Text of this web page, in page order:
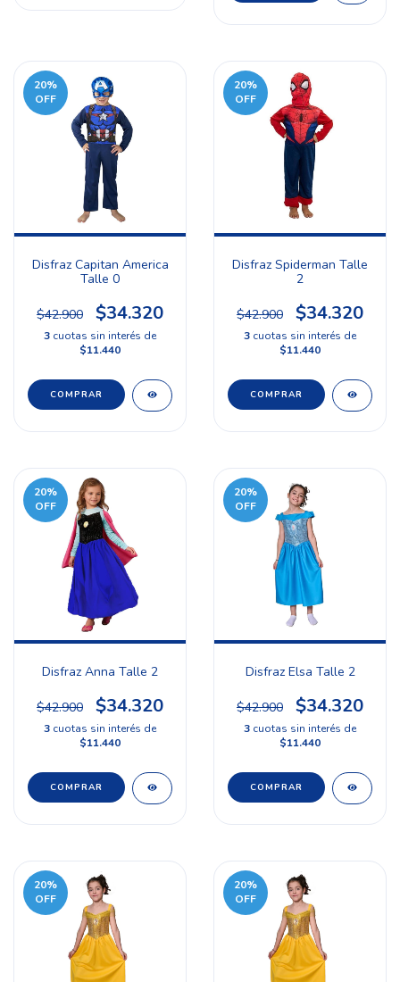
20%
OFF
Disfraz Capitan America
Talle 0
$42.900 $34.320
3 cuotas sin interés de
$11.440
20%
OFF
Disfraz Spiderman Talle
2
$42.900 $34.320
3 cuotas sin interés de
$11.440
20%
OFF
Disfraz Anna Talle 2
$42.900 $34.320
3 cuotas sin interés de
$11.440
20%
OFF
Disfraz Elsa Talle 2
$42.900 $34.320
3 cuotas sin interés de
$11.440
20%
OFF
20%
OFF